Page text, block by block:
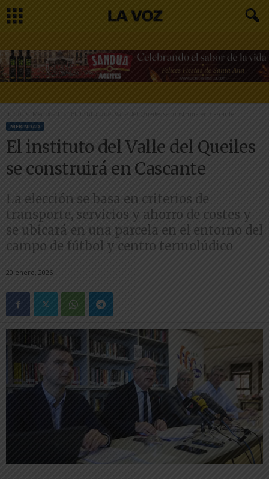
Inicio El instituto del Valle del Queiles se construirá en Cascante
MERINDAD
El instituto del Valle del Queiles
se construirá en Cascante
La elección se basa en criterios de
transporte, servicios y ahorro de costes y
se ubicará en una parcela en el entorno del
campo de fútbol y centro termolúdico
20 enero, 2026